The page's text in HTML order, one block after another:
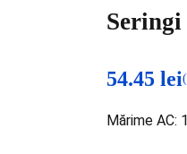
Seringi
54.45 lei
Mărime AC: